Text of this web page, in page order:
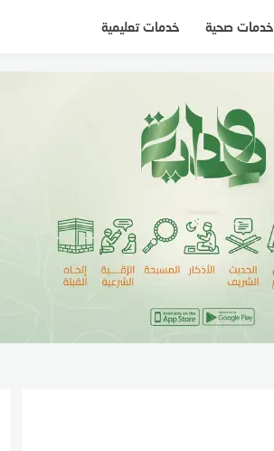
خدمات صحية خدمات تعليمية